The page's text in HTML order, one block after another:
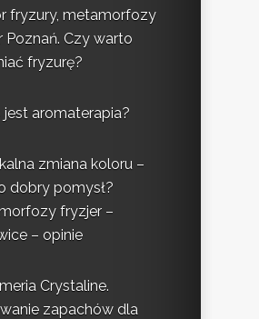
fryzury, metamorfozy
Poznań. Czy warto
fryzurę?
jest aromaterapia?
zmiana koloru –
dobry pomysł?
fryzjer –
– opinie
Crystaline.
zapachów dla